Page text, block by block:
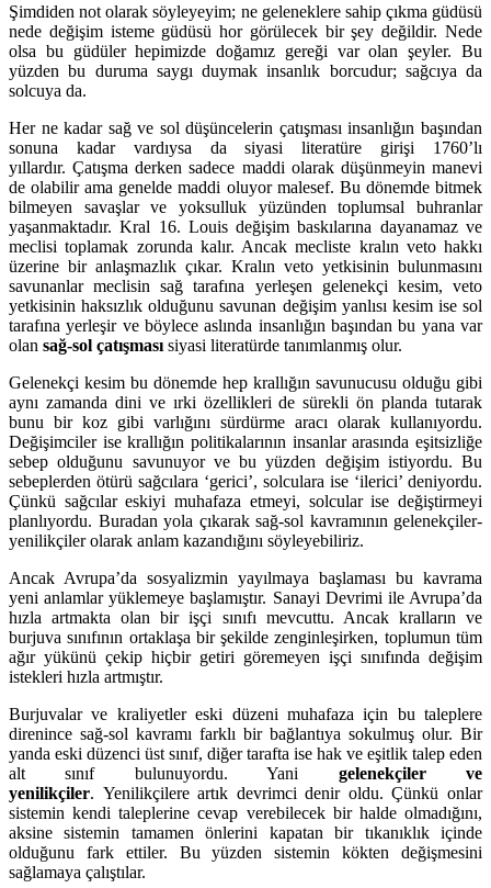
Şimdiden not olarak söyleyeyim; ne geleneklere sahip çıkma güdüsü
nede değişim isteme güdüsü hor görülecek bir şey değildir. Nede
olsa bu güdüler hepimizde doğamız gereği var olan şeyler. Bu
yüzden bu duruma saygı duymak insanlık borcudur; sağcıya da
solcuya da.
Her ne kadar sağ ve sol düşüncelerin çatışması insanlığın başından
sonuna kadar vardıysa da siyasi literatüre girişi 1760’lı
yıllardır. Çatışma derken sadece maddi olarak düşünmeyin manevi
de olabilir ama genelde maddi oluyor malesef. Bu dönemde bitmek
bilmeyen savaşlar ve yoksulluk yüzünden toplumsal buhranlar
yaşanmaktadır. Kral 16. Louis değişim baskılarına dayanamaz ve
meclisi toplamak zorunda kalır. Ancak mecliste kralın veto hakkı
üzerine bir anlaşmazlık çıkar. Kralın veto yetkisinin bulunmasını
savunanlar meclisin sağ tarafına yerleşen gelenekçi kesim, veto
yetkisinin haksızlık olduğunu savunan değişim yanlısı kesim ise sol
tarafına yerleşir ve böylece aslında insanlığın başından bu yana var
olan sağ-sol çatışması siyasi literatürde tanımlanmış olur.
Gelenekçi kesim bu dönemde hep krallığın savunucusu olduğu gibi
aynı zamanda dini ve ırki özellikleri de sürekli ön planda tutarak
bunu bir koz gibi varlığını sürdürme aracı olarak kullanıyordu.
Değişimciler ise krallığın politikalarının insanlar arasında eşitsizliğe
sebep olduğunu savunuyor ve bu yüzden değişim istiyordu. Bu
sebeplerden ötürü sağcılara ‘gerici’, solculara ise ‘ilerici’ deniyordu.
Çünkü sağcılar eskiyi muhafaza etmeyi, solcular ise değiştirmeyi
planlıyordu. Buradan yola çıkarak sağ-sol kavramının gelenekçiler-
yenilikçiler olarak anlam kazandığını söyleyebiliriz.
Ancak Avrupa’da sosyalizmin yayılmaya başlaması bu kavrama
yeni anlamlar yüklemeye başlamıştır. Sanayi Devrimi ile Avrupa’da
hızla artmakta olan bir işçi sınıfı mevcuttu. Ancak kralların ve
burjuva sınıfının ortaklaşa bir şekilde zenginleşirken, toplumun tüm
ağır yükünü çekip hiçbir getiri göremeyen işçi sınıfında değişim
istekleri hızla artmıştır.
Burjuvalar ve kraliyetler eski düzeni muhafaza için bu taleplere
direnince sağ-sol kavramı farklı bir bağlantıya sokulmuş olur. Bir
yanda eski düzenci üst sınıf, diğer tarafta ise hak ve eşitlik talep eden
alt sınıf bulunuyordu. Yani gelenekçiler ve
yenilikçiler. Yenilikçilere artık devrimci denir oldu. Çünkü onlar
sistemin kendi taleplerine cevap verebilecek bir halde olmadığını,
aksine sistemin tamamen önlerini kapatan bir tıkanıklık içinde
olduğunu fark ettiler. Bu yüzden sistemin kökten değişmesini
sağlamaya çalıştılar.